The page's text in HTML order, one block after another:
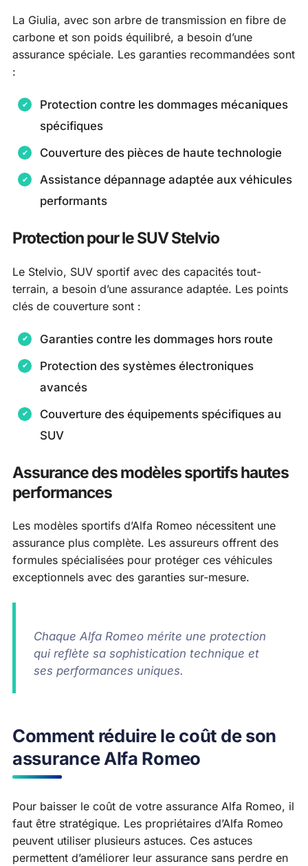
La Giulia, avec son arbre de transmission en fibre de
carbone et son poids équilibré, a besoin d’une
assurance spéciale. Les garanties recommandées sont
:
Protection contre les dommages mécaniques
spécifiques
Couverture des pièces de haute technologie
Assistance dépannage adaptée aux véhicules
performants
Protection pour le SUV Stelvio
Le Stelvio, SUV sportif avec des capacités tout-
terrain, a besoin d’une assurance adaptée. Les points
clés de couverture sont :
Garanties contre les dommages hors route
Protection des systèmes électroniques
avancés
Couverture des équipements spécifiques au
SUV
Assurance des modèles sportifs hautes
performances
Les modèles sportifs d’Alfa Romeo nécessitent une
assurance plus complète. Les assureurs offrent des
formules spécialisées pour protéger ces véhicules
exceptionnels avec des garanties sur-mesure.
Chaque Alfa Romeo mérite une protection
qui reflète sa sophistication technique et
ses performances uniques.
Comment réduire le coût de son
assurance Alfa Romeo
Pour baisser le coût de votre assurance Alfa Romeo, il
faut être stratégique. Les propriétaires d’Alfa Romeo
peuvent utiliser plusieurs astuces. Ces astuces
permettent d’améliorer leur assurance sans perdre en